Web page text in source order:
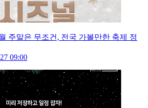
주말은 무조건, 전국 가볼만한 축제 정
09:00